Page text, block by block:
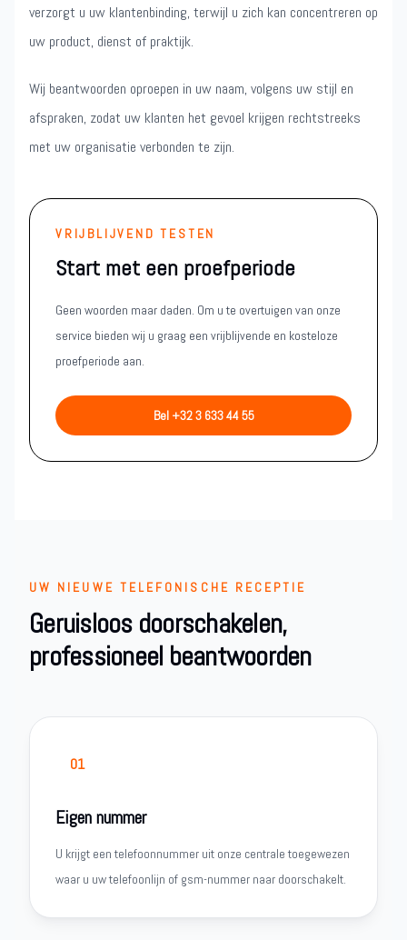
verzorgt u uw klantenbinding, terwijl u zich kan concentreren op
uw product, dienst of praktijk.
Wij beantwoorden oproepen in uw naam, volgens uw stijl en
afspraken, zodat uw klanten het gevoel krijgen rechtstreeks
met uw organisatie verbonden te zijn.
VRIJBLIJVEND TESTEN
Start met een proefperiode
Geen woorden maar daden. Om u te overtuigen van onze
service bieden wij u graag een vrijblijvende en kosteloze
proefperiode aan.
Bel +32 3 633 44 55
UW NIEUWE TELEFONISCHE RECEPTIE
Geruisloos doorschakelen,
professioneel beantwoorden
01
Eigen nummer
U krijgt een telefoonnummer uit onze centrale toegewezen
waar u uw telefoonlijn of gsm-nummer naar doorschakelt.